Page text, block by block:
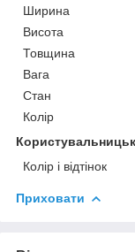
Ширина
Висота
Товщина
Вага
Стан
Колір
Колір і відтінок
Приховати